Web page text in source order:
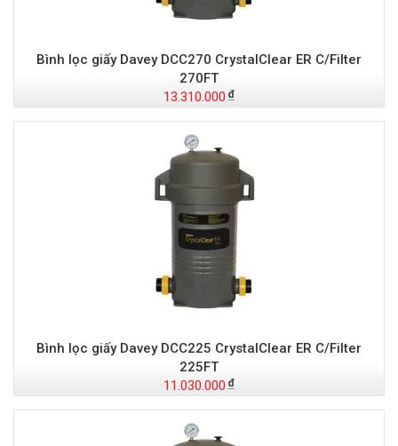
Bình lọc giấy Davey DCC270 CrystalClear ER C/Filter
270FT
13.310.000
Bình lọc giấy Davey DCC225 CrystalClear ER C/Filter
225FT
11.030.000